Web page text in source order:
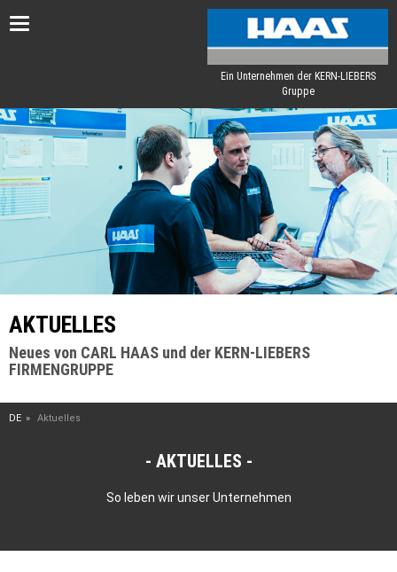
Toggle
Ein Unternehmen der KERN-LIEBERS
Gruppe
AKTUELLES
Neues von CARL HAAS und der KERN-LIEBERS
FIRMENGRUPPE
DE Aktuelles
AKTUELLES
So leben wir unser Unternehmen